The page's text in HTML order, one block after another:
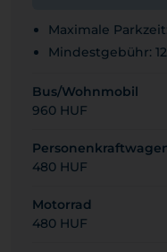
Maximale
Mindestgebühr:
Bus/Wohnmobil
960 HUF
480 HUF
Motorrad
480 HUF